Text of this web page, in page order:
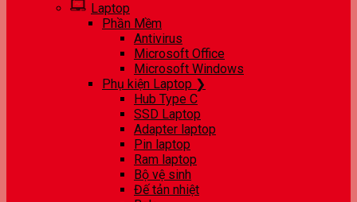
Laptop
Phần Mềm
Antivirus
Microsoft Office
Microsoft Windows
Phụ kiện Laptop ❯
Hub Type C
SSD Laptop
Adapter laptop
Pin laptop
Ram laptop
Bộ vệ sinh
Đế tản nhiệt